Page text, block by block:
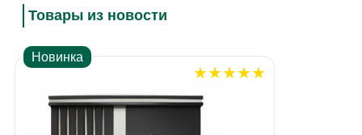
Товары из новости
Новинка